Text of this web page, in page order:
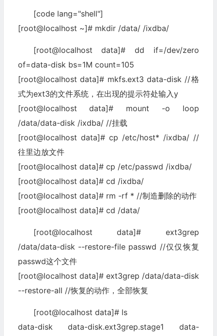
[code lang="shell"]
[root@localhost ~]# mkdir /data/ /ixdba/
[root@localhost data]# dd if=/dev/zero
of=data-disk bs=1M count=105
[root@localhost data]# mkfs.ext3 data-disk //格
式为ext3的文件系统，在出现的提示符处输入y
[root@localhost data]# mount -o loop
/data/data-disk /ixdba/ //挂载
[root@localhost data]# cp /etc/host* /ixdba/ //
往里边放文件
[root@localhost data]# cp /etc/passwd /ixdba/
[root@localhost data]# cd /ixdba/
[root@localhost data]# rm -rf * //制造删除的动作
[root@localhost data]# cd /data/
[root@localhost data]# ext3grep
/data/data-disk --restore-file passwd //仅仅恢复
passwd这个文件
[root@localhost data]# ext3grep /data/data-disk
--restore-all //恢复的动作，全部恢复
[root@localhost data]# ls
data-disk data-disk.ext3grep.stage1 data-